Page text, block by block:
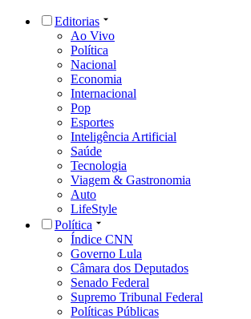
Editorias
Ao Vivo
Política
Nacional
Economia
Internacional
Pop
Esportes
Inteligência Artificial
Saúde
Tecnologia
Viagem & Gastronomia
Auto
LifeStyle
Política
Índice CNN
Governo Lula
Câmara dos Deputados
Senado Federal
Supremo Tribunal Federal
Políticas Públicas